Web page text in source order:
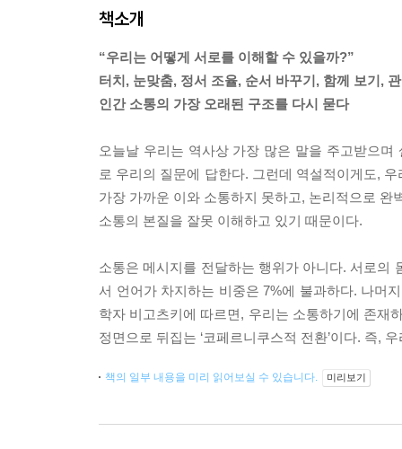
책소개
“우리는 어떻게 서로를 이해할 수 있을까?”
터치, 눈맞춤, 정서 조율, 순서 바꾸기, 함께 보기,
인간 소통의 가장 오래된 구조를 다시 묻다
오늘날 우리는 역사상 가장 많은 말을 주고받으
로 우리의 질문에 답한다. 그런데 역설적이게도,
가장 가까운 이와 소통하지 못하고, 논리적으로
소통의 본질을 잘못 이해하고 있기 때문이다.
소통은 메시지를 전달하는 행위가 아니다. 서로의
서 언어가 차지하는 비중은 7%에 불과하다. 나머
학자 비고츠키에 따르면, 우리는 소통하기에 존재
정면으로 뒤집는 ‘코페르니쿠스적 전환’이다. 즉,
책의 일부 내용을 미리 읽어보실 수 있습니다. 미리보기